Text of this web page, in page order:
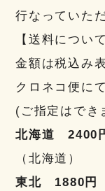
行なっていた
【送料について
金額は税込み
クロネコ便に
(ご指定はでき
北海道 2400
（北海道）
東北 1880円